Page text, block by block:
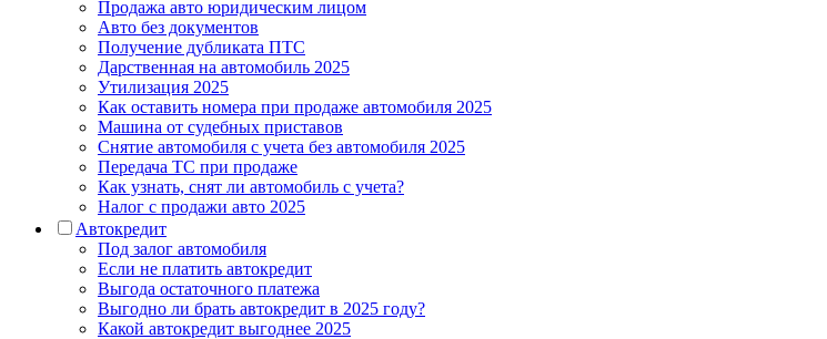
Продажа авто юридическим лицом
Авто без документов
Получение дубликата ПТС
Дарственная на автомобиль 2025
Утилизация 2025
Как оставить номера при продаже автомобиля 2025
Машина от судебных приставов
Снятие автомобиля с учета без автомобиля 2025
Передача ТС при продаже
Как узнать, снят ли автомобиль с учета?
Налог с продажи авто 2025
Автокредит
Под залог автомобиля
Если не платить автокредит
Выгода остаточного платежа
Выгодно ли брать автокредит в 2025 году?
Какой автокредит выгоднее 2025